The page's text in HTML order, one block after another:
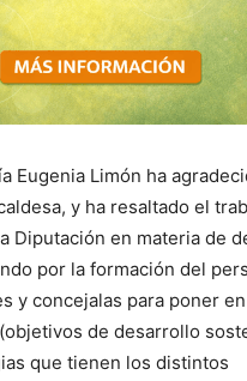
Eugenia Limón ha
y ha resaltado el
Diputación en materia de
por la formación del
y concejalas para poner
de desarrollo
que tienen los distintos